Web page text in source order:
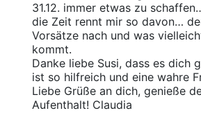
31.12. immer etwas zu
die Zeit rennt mir so davon…
Vorsätze nach und was
kommt.
Danke liebe Susi, dass es dich
ist so hilfreich und eine wahre
Liebe Grüße an dich, genieße
Aufenthalt! Claudia